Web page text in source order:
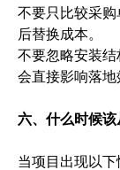
不要只比较采
后替换成本。
不要忽略安装
会直接影响落地
六、什么时候
当项目出现以